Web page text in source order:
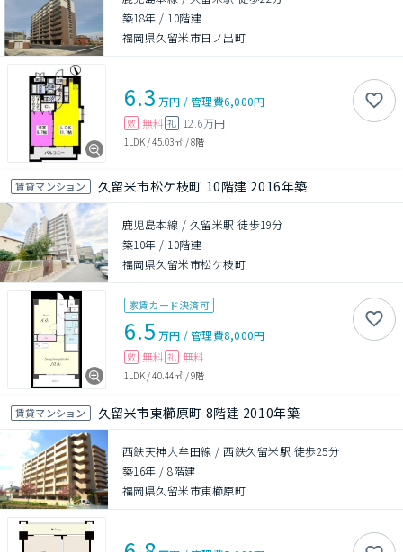
築18年 / 10階建
福岡県久留米市日ノ出町
6.3 万円 /管理費6,000円
敷 無料 礼 12.6万円
1LDK/45.03㎡ /8階
賃貸マンション 久留米市松ケ枝町 10階建 2016年築
鹿児島本線 / 久留米駅 徒歩19分
築10年 / 10階建
福岡県久留米市松ケ枝町
家賃カード決済可
6.5 万円 /管理費8,000円
敷 無料 礼 無料
1LDK/40.44㎡ /9階
賃貸マンション 久留米市東櫛原町 8階建 2010年築
西鉄天神大牟田線 / 西鉄久留米駅 徒歩25分
築16年 /8階建
福岡県久留米市東櫛原町